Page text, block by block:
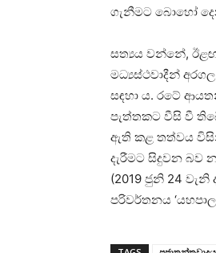
ගැනීමට බොහෝ
සත්‍යය වන්නේ,
මධ්‍යස්ථවාදීන්
සඳහා ය. රටේ
පැත්තකට වීසි වී
ඇති කළ තත්වය
දැරීමට සිදුවන බව
(2019 ජුනි 24 වැනි
පරිවර්තනය